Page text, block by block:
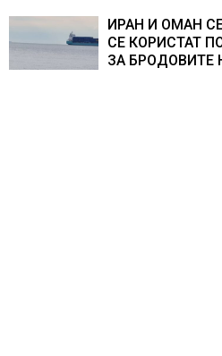
ИРАН И ОМАН
СЕ КОРИСТАТ
ЗА БРОДОВИТЕ